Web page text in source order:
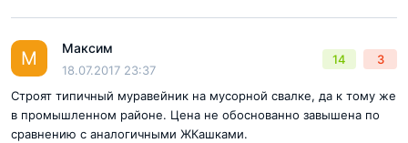
и 2 муниципальных), способных
вместить 630 малышей. Дальше будет
школа на 1500 учащихся, а после уж
подхватят столичные ВУЗы...
Ответ на отзыв
М Максим
18.07.2017 23:37
14 3
Строят типичный муравейник на мусорной свалке, да к тому же
в промышленном районе. Цена не обоснованно завышена по
сравнению с аналогичными ЖКашками.